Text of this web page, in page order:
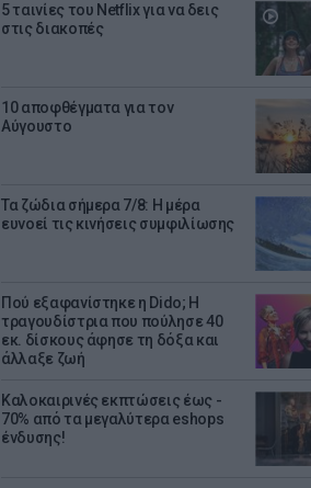
5 ταινίες του Netflix για να δεις
στις διακοπές
10 αποφθέγματα για τον
Αύγουστο
Τα ζώδια σήμερα 7/8: Η μέρα
ευνοεί τις κινήσεις συμφιλίωσης
Πού εξαφανίστηκε η Dido; Η
τραγουδίστρια που πούλησε 40
εκ. δίσκους άφησε τη δόξα και
άλλαξε ζωή
Καλοκαιρινές εκπτώσεις έως -
70% από τα μεγαλύτερα eshops
ένδυσης!